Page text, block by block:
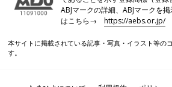
ABJマークの詳細、ABJマークを
はこちら→https://aebs.or.jp/
本サイトに掲載されている記事・写真・イラスト等の
す。